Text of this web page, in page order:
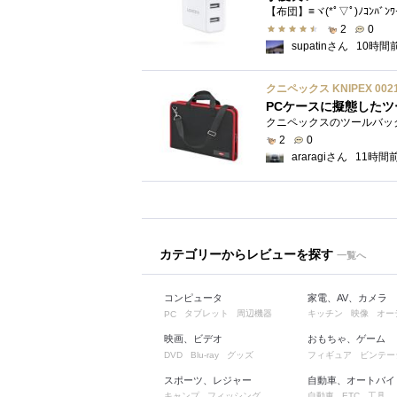
【布団】≡ヾ(*ﾟ▽ﾟ)ﾉｺﾝﾊﾞ
2
0
supatinさん
10時間
クニペックス KNIPEX
PCケースに擬態した
2
0
araragiさん
11時間
カテゴリーからレビューを探す 一覧へ
コンピュータ
PC タブレット 周辺機器
映画、ビデオ
DVD Blu-ray グッズ
スポーツ、レジャー
家電、AV、カメラ
キッチン 映像 オー
おもちゃ、ゲーム
フィギュア ビンテー
自動車、オートバイ